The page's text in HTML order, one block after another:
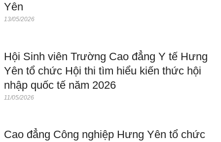
Yên
13/05/2026
Hội Sinh viên Trường Cao đẳng Y tế Hưng
Yên tổ chức Hội thi tìm hiểu kiến thức hội
nhập quốc tế năm 2026
11/05/2026
Cao đẳng Công nghiệp Hưng Yên tổ chức